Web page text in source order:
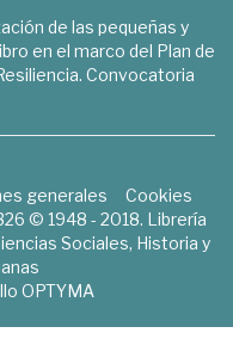
de las pequeñas y
en el marco del Plan de
Convocatoria
generales
Cookies
© 1948 - 2018. Librería
Sociales, Historia y
OPTYMA